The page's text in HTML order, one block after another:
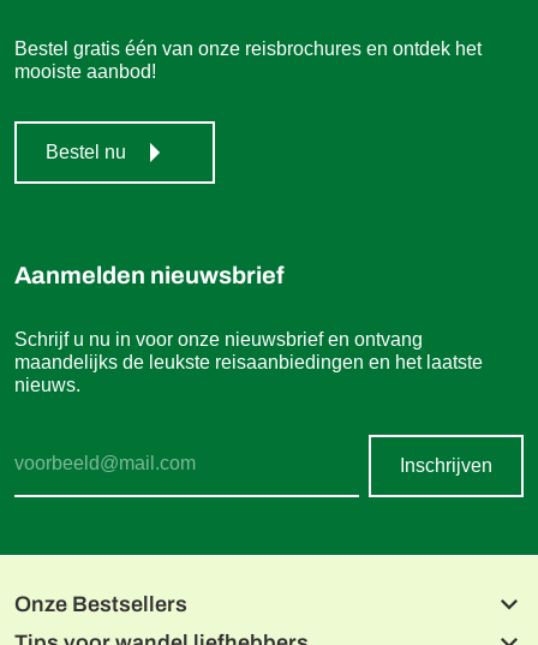
Bestel gratis één van onze reisbrochures en ontdek het
mooiste aanbod!
Bestel nu
Aanmelden nieuwsbrief
Schrijf u nu in voor onze nieuwsbrief en ontvang
maandelijks de leukste reisaanbiedingen en het laatste
nieuws.
Inschrijven
Onze Bestsellers